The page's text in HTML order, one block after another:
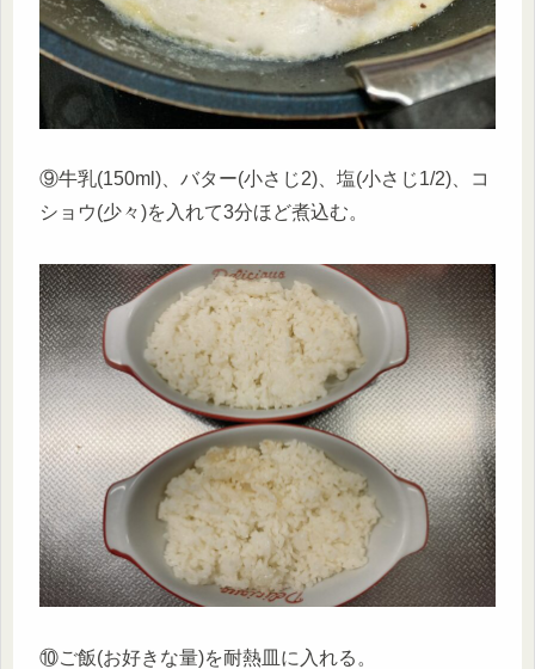
⑨牛乳(150ml)、バター(小さじ2)、塩(小さじ1/2)、コ
ショウ(少々)を入れて3分ほど煮込む。
⑩ご飯(お好きな量)を耐熱皿に入れる。